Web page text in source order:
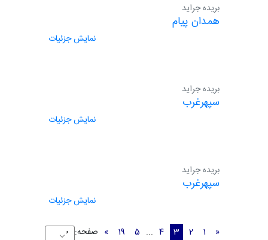
بریده جراید
همدان پیام
نمایش جزئیات
بریده جراید
سپهرغرب
نمایش جزئیات
بریده جراید
سپهرغرب
نمایش جزئیات
«
1
2
3
4
...
5
19
» صفحه: